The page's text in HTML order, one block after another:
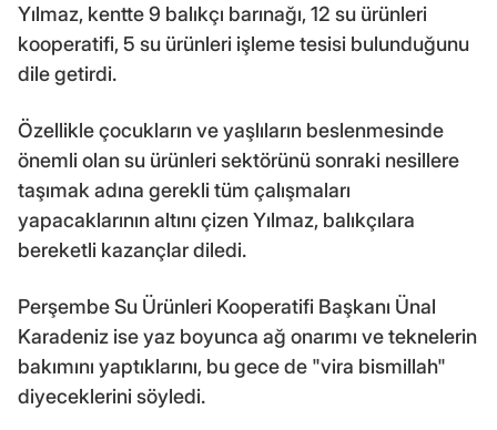
Yılmaz, kentte 9 balıkçı barınağı, 12 su ürünleri
kooperatifi, 5 su ürünleri işleme tesisi bulunduğunu
dile getirdi.
Özellikle çocukların ve yaşlıların beslenmesinde
önemli olan su ürünleri sektörünü sonraki nesillere
taşımak adına gerekli tüm çalışmaları
yapacaklarının altını çizen Yılmaz, balıkçılara
bereketli kazançlar diledi.
Perşembe Su Ürünleri Kooperatifi Başkanı Ünal
Karadeniz ise yaz boyunca ağ onarımı ve teknelerin
bakımını yaptıklarını, bu gece de "vira bismillah"
diyeceklerini söyledi.